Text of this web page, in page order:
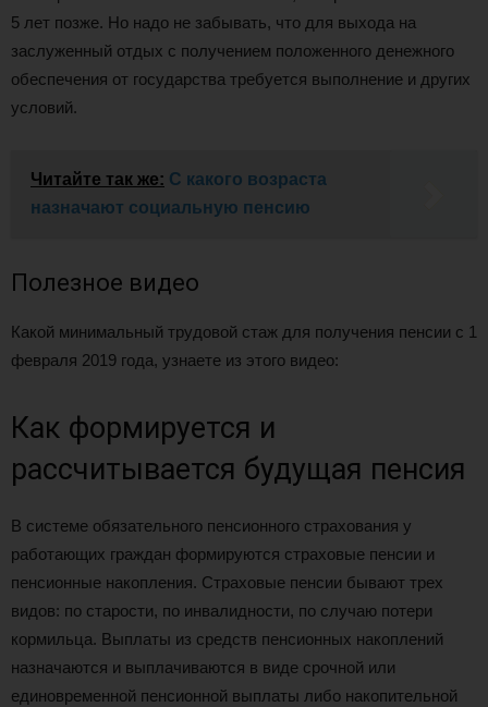
5 лет позже. Но надо не забывать, что для выхода на
заслуженный отдых с получением положенного денежного
обеспечения от государства требуется выполнение и других
условий.
Читайте так же: С какого возраста
назначают социальную пенсию
Полезное видео
Какой минимальный трудовой стаж для получения пенсии с 1
февраля 2019 года, узнаете из этого видео:
Как формируется и
рассчитывается будущая пенсия
В системе обязательного пенсионного страхования у
работающих граждан формируются страховые пенсии и
пенсионные накопления. Страховые пенсии бывают трех
видов: по старости, по инвалидности, по случаю потери
кормильца. Выплаты из средств пенсионных накоплений
назначаются и выплачиваются в виде срочной или
единовременной пенсионной выплаты либо накопительной